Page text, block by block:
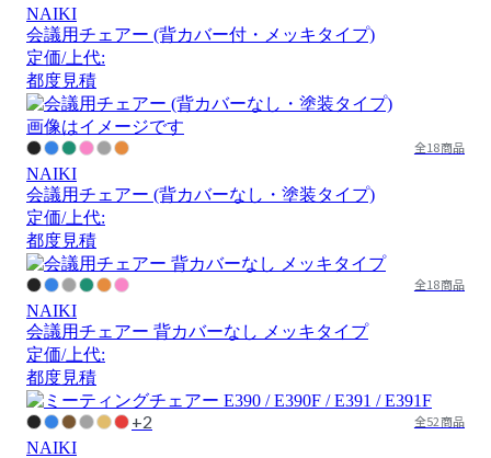
NAIKI
会議用チェアー (背カバー付・メッキタイプ)
定価/上代:
都度見積
画像はイメージです
全18商品
NAIKI
会議用チェアー (背カバーなし・塗装タイプ)
定価/上代:
都度見積
全18商品
NAIKI
会議用チェアー 背カバーなし メッキタイプ
定価/上代:
都度見積
+2 全52商品
NAIKI